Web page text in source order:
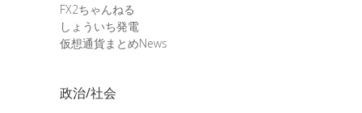
FX2ちゃんねる
しょういち発電
仮想通貨まとめNews
政治/社会